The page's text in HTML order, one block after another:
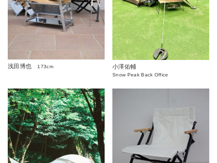
浅田博也 173cm 小澤佑輔
Snow Peak Back Office